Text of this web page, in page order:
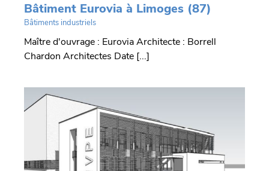
Bâtiment Eurovia à Limoges (87)
Bâtiments industriels
Maître d'ouvrage : Eurovia Architecte : Borrell
Chardon Architectes Date [...]